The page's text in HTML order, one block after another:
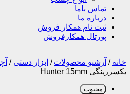
تماس باما
درباره ما
ثبت نام همکار فروش
پورتال همکارفروش
خانه / آرشیو محصولات / ابزار دستی /
یکسررینگی Hunter 15mm
محبوب